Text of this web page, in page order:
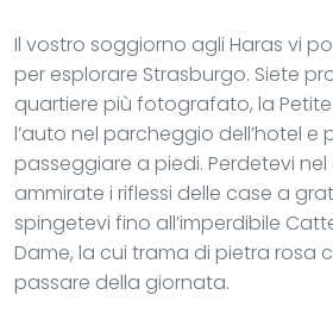
Il vostro soggiorno agli Haras vi
per esplorare Strasburgo. Siete
quartiere più fotografato, la Petite
l’auto nel parcheggio dell’hotel e
passeggiare a piedi. Perdetevi
ammirate i riflessi delle case a
spingetevi fino all’imperdibile
Dame, la cui trama di pietra rosa
passare della giornata.